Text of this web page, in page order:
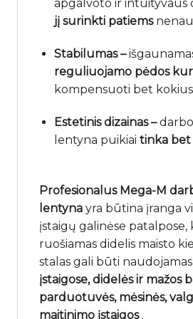
apgalvoto ir intuityvaus
jį surinkti patiems
Stabilumas –
reguliuojamo pėdos
kompensuoti bet
Estetinis dizainas –darbo
lentyna puikiai tinka bet
Profesionalus Mega-M
lentyna yra būtina įranga
įstaigų galinėse patalpose,
ruošiamas didelis maisto
stalas gali būti naudojamas
įstaigose,didelėsir mažos
parduotuvės, mėsinės,
maitinimo įstaigos.